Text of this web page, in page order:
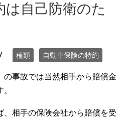
は自己防衛のた
種類 自動車保険の特約
の事故では当然相手から賠償金
、相手の保険会社から賠償を受